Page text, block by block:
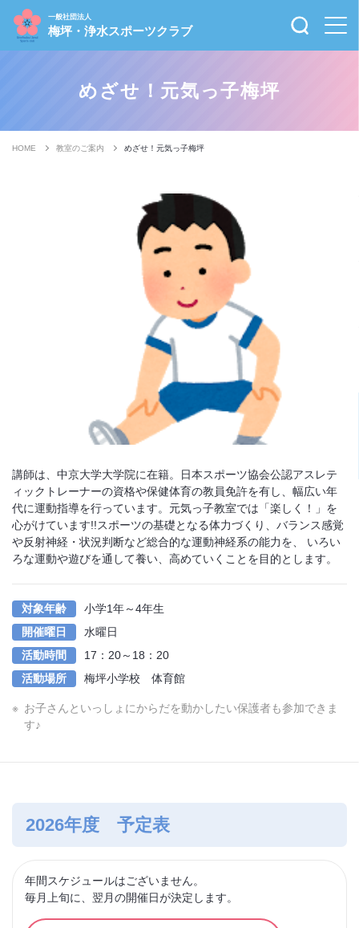
一般社団法人
梅坪・浄水スポーツクラブ
めざせ！元気っ子梅坪
HOME 教室のご案内 めざせ！元気っ子梅坪
講師は、中京大学大学院に在籍。日本スポーツ協会公認アスレテ
ィックトレーナーの資格や保健体育の教員免許を有し、幅広い年
代に運動指導を行っています。元気っ子教室では「楽しく！」を
心がけています!!スポーツの基礎となる体力づくり、バランス感覚
や反射神経・状況判断など総合的な運動神経系の能力を、 いろい
ろな運動や遊びを通して養い、高めていくことを目的とします。
対象年齢
小学1年～4年生
開催曜日
水曜日
活動時間
17：20～18：20
活動場所
梅坪小学校 体育館
お子さんといっしょにからだを動かしたい保護者も参加できま
す♪
2026年度 予定表
年間スケジュールはございません。
毎月上旬に、翌月の開催日が決定します。